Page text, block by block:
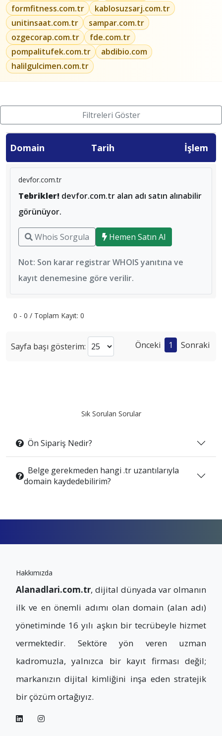
formfitness.com.tr
kablosuzsarj.com.tr
unitinsaat.com.tr
sampar.com.tr
ozgecorap.com.tr
fde.com.tr
pompalitufek.com.tr
abdibio.com
halilgulcimen.com.tr
Filtreleri Göster
Domain Tarih İşlem
devfor.com.tr
Tebrikler! devfor.com.tr alan adı satın alınabilir
görünüyor.
Whois Sorgula Hemen Satın Al
Not: Son karar registrar WHOIS yanıtına ve
kayıt denemesine göre verilir.
0 - 0 / Toplam Kayıt: 0
Sayfa başı gösterim: Önceki 1 Sonraki
Sık Sorulan Sorular
Ön Sipariş Nedir?
Belge gerekmeden hangi .tr uzantılarıyla
domain kaydedebilirim?
Hakkımızda
Alanadlari.com.tr, dijital dünyada var olmanın
ilk ve en önemli adımı olan domain (alan adı)
yönetiminde 16 yılı aşkın bir tecrübeyle hizmet
vermektedir. Sektöre yön veren uzman
kadromuzla, yalnızca bir kayıt firması değil;
markanızın dijital kimliğini inşa eden stratejik
bir çözüm ortağıyız.